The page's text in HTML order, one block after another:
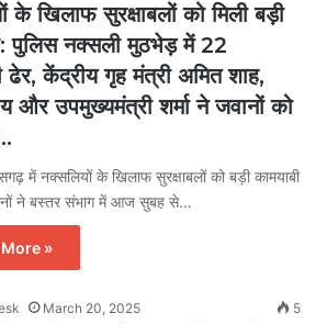
के खिलाफ सुरक्षाबलों को मिली बड़ी
पुलिस नक्सली मुठभेड़ में 22
ढेर, केंद्रीय गृह मंत्री अमित शाह,
और उपमुख्यमंत्री शर्मा ने जवानों को
में नक्सलियों के खिलाफ सुरक्षाबलों को बड़ी कामयाबी
ने बस्तर संभाग में आज सुबह से…
»
March 20, 2025 5